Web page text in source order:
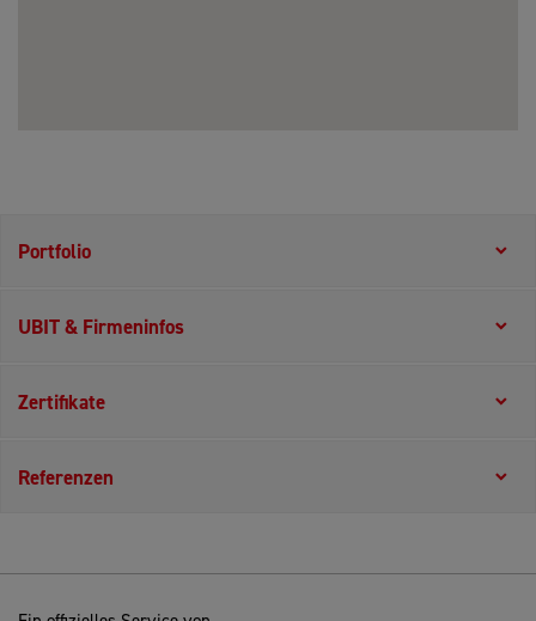
Portfolio
UBIT & Firmeninfos
Zertifikate
Referenzen